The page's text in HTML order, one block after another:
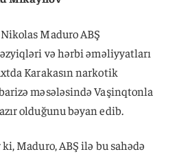
Maduro ABŞ
və hərbi əməliyyatları
Karakasın narkotik
məsələsində Vaşinqtonla
olduğunu bəyan edib.
Maduro, ABŞ ilə bu sahədə